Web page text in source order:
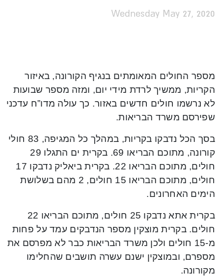
Wednesday May 27, 2020
מספר החולים המאומתים בנגיף הקורונה, באיזור
הקריות, ממשיך לרדת מידי יום, ומזה מספר שבועות
לא נרשמו חולים חדשים באזור. כך עולה מדו”ח עדכני
שפירסם משרד הבריאות.
בסך הכל נדבקו בקריות, במהלך כל המגיפה, 83 חולי
קורונה, מתוכם הבריאו 69. בקרית ים התגלו 29
חולים, מתוכם הבריאו 22. בקרית ביאליק נדבקו 17
חולים, מתוכם הבריאו 15 חולים, 2 מהם בשלושת
הימים האחרונים.
בקרית אתא נדבקו 25 חולים, מתוכם הבריאו 22
חולים. בקרית מוצקין מספר הנדבקים עמד על פחות
מ-15 חולים ולכן משרד הבריאות כבר לא מפרסם את
מספרם, ובמוצקין ישנם עשרה תושבים שהחלימו
מקורונה.